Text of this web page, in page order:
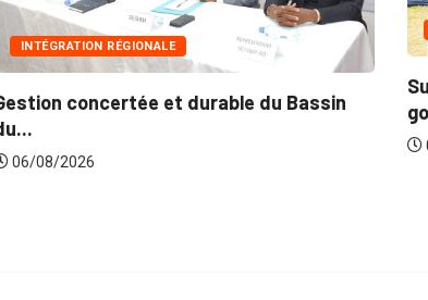
INNONDATIONS
gouvernement lance...